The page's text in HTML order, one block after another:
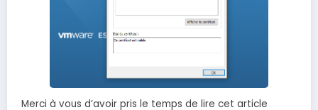
Merci à vous d’avoir pris le temps de lire cet article